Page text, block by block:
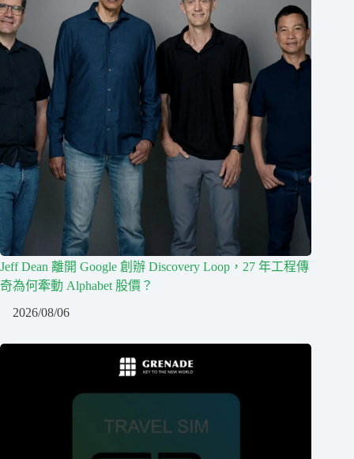
Jeff Dean 離開 Google 創辦 Discovery Loop，27 年工程傳
奇為何牽動 Alphabet 股價？
2026/08/06